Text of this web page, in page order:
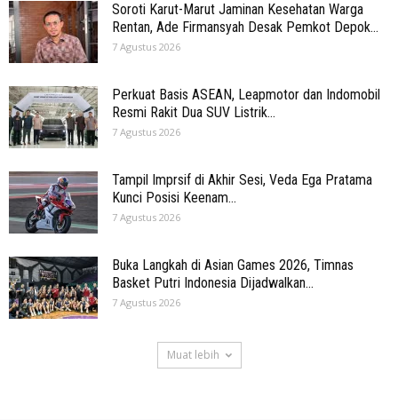
Soroti Karut-Marut Jaminan Kesehatan Warga
Rentan, Ade Firmansyah Desak Pemkot Depok...
7 Agustus 2026
Perkuat Basis ASEAN, Leapmotor dan Indomobil
Resmi Rakit Dua SUV Listrik...
7 Agustus 2026
Tampil Imprsif di Akhir Sesi, Veda Ega Pratama
Kunci Posisi Keenam...
7 Agustus 2026
Buka Langkah di Asian Games 2026, Timnas
Basket Putri Indonesia Dijadwalkan...
7 Agustus 2026
Muat lebih